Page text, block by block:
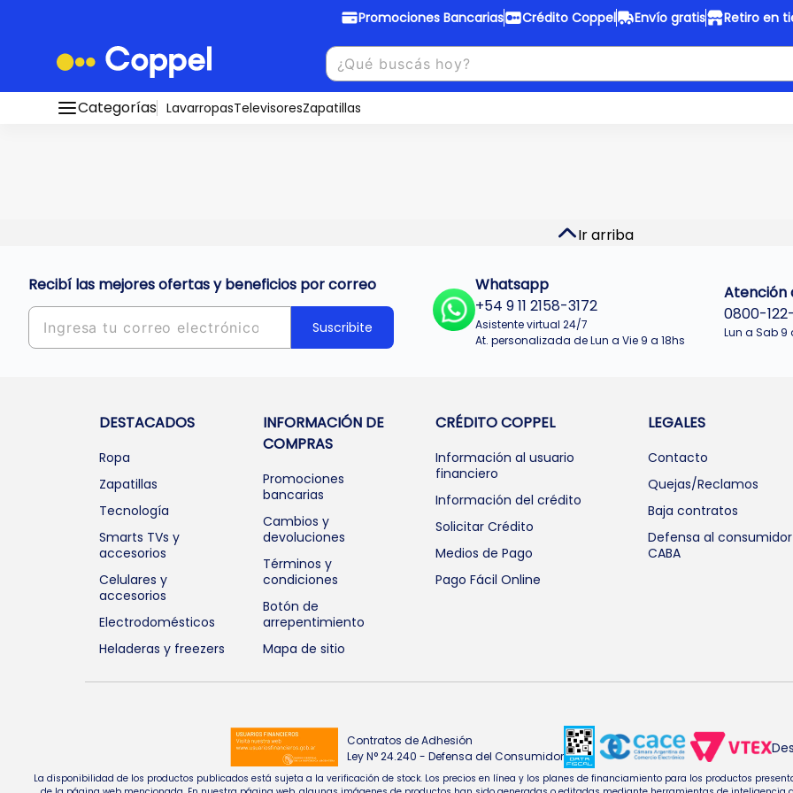
Promociones Bancarias Crédito Coppel Envío gratis Retiro en
Promociones Bancarias
Conocé todos nuestros medios de pago
Crédito Coppel
Hasta
Envío gratis
Categorías LavarropasTelevisoresZapatillas
Ir arriba
Recibí las mejores ofertas y beneficios por correo
Suscribite
Whatsapp
+54 9 11 2158-3172
Asistente virtual 24/7
At. personalizada de Lun a Vie 9 a 18hs
Atención
0800-
Lun a Sab 9
DESTACADOS
Ropa
Zapatillas
Tecnología
Smarts TVs y
accesorios
Celulares y
accesorios
Electrodomésticos
Heladeras y freezers
INFORMACIÓN DE
COMPRAS
Promociones
bancarias
Cambios y
devoluciones
Términos y
condiciones
Botón de
arrepentimiento
Mapa de sitio
CRÉDITO COPPEL
Información al usuario
financiero
Información del crédito
Solicitar Crédito
Medios de Pago
Pago Fácil Online
LEGALES
Contacto
Quejas/Reclamos
Baja contratos
Defensa al consumidor
CABA
Contratos de Adhesión
Ley N° 24.240 - Defensa del Consumidor
La disponibilidad de los productos publicados está sujeta a la verificación de stock. Los precios en línea y los planes de financiamiento para los productos